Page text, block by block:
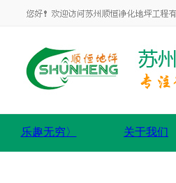
乐趣无穷〉 关于我们